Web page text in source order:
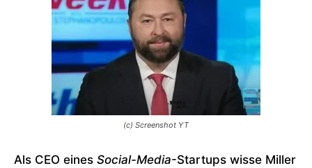
(c) Screenshot YT
Als CEO eines Social-Media-Startups wisse Miller